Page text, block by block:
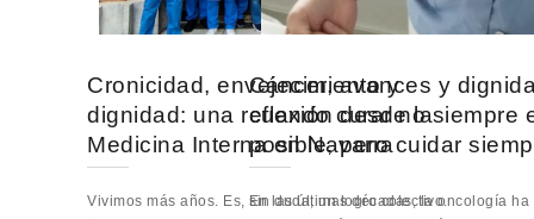
Cronicidad, envejecimiento y
dignidad: una reflexión desde la
Medicina Interna en Navarra
Vivimos más años. Es, sin duda, un logro colectivo.
Cáncer, avances y
cuando curar no siempre
posible, pero cuidar
En las últimas décadas, la oncología